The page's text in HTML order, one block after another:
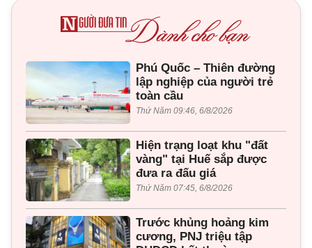
Phú Quốc – Thiên đường
lập nghiệp của người trẻ
toàn cầu
Thứ Năm 09:46, 6/8/2026
Hiện trạng loạt khu "đất
vàng" tại Huế sắp được
đưa ra đấu giá
Thứ Năm 07:45, 6/8/2026
Trước khủng hoảng kim
cương, PNJ triệu tập